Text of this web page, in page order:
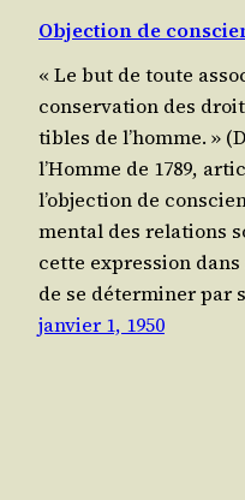
Objection de
« Le but de toute
conser­va­tion des
tibles de l’homme. »
l’Homme de 1789,
l’objection de
men­tal des rela­tions
cette expres­sion
de se déter­mi­ner par
janvier 1, 1950